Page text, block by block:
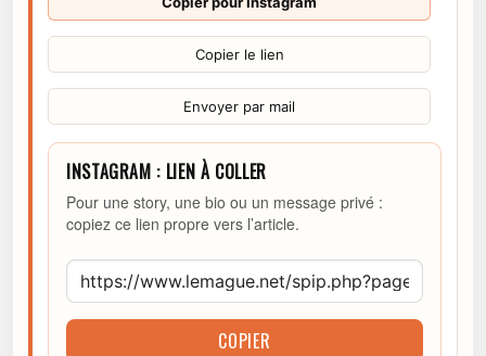
Copier le lien
Envoyer par mail
INSTAGRAM : LIEN À COLLER
Pour une story, une bio ou un message privé :
copiez ce lien propre vers l’article.
COPIER